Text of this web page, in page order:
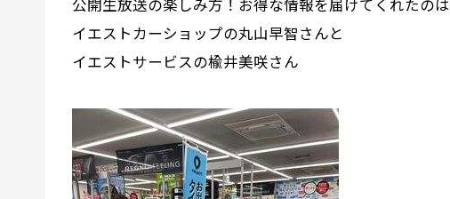
イエストカーショップの丸山早智さんと
イエストサービスの楡井美咲さん